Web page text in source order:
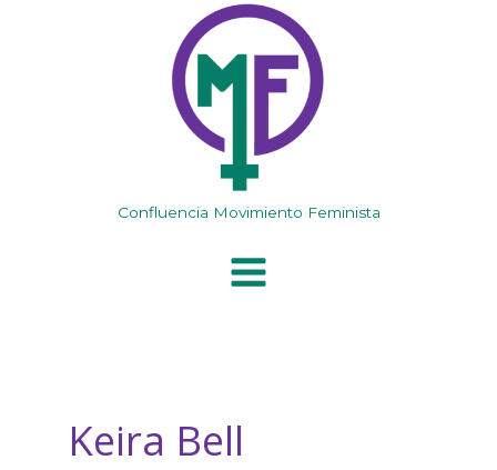
Confluencia Movimiento Feminista
Keira Bell